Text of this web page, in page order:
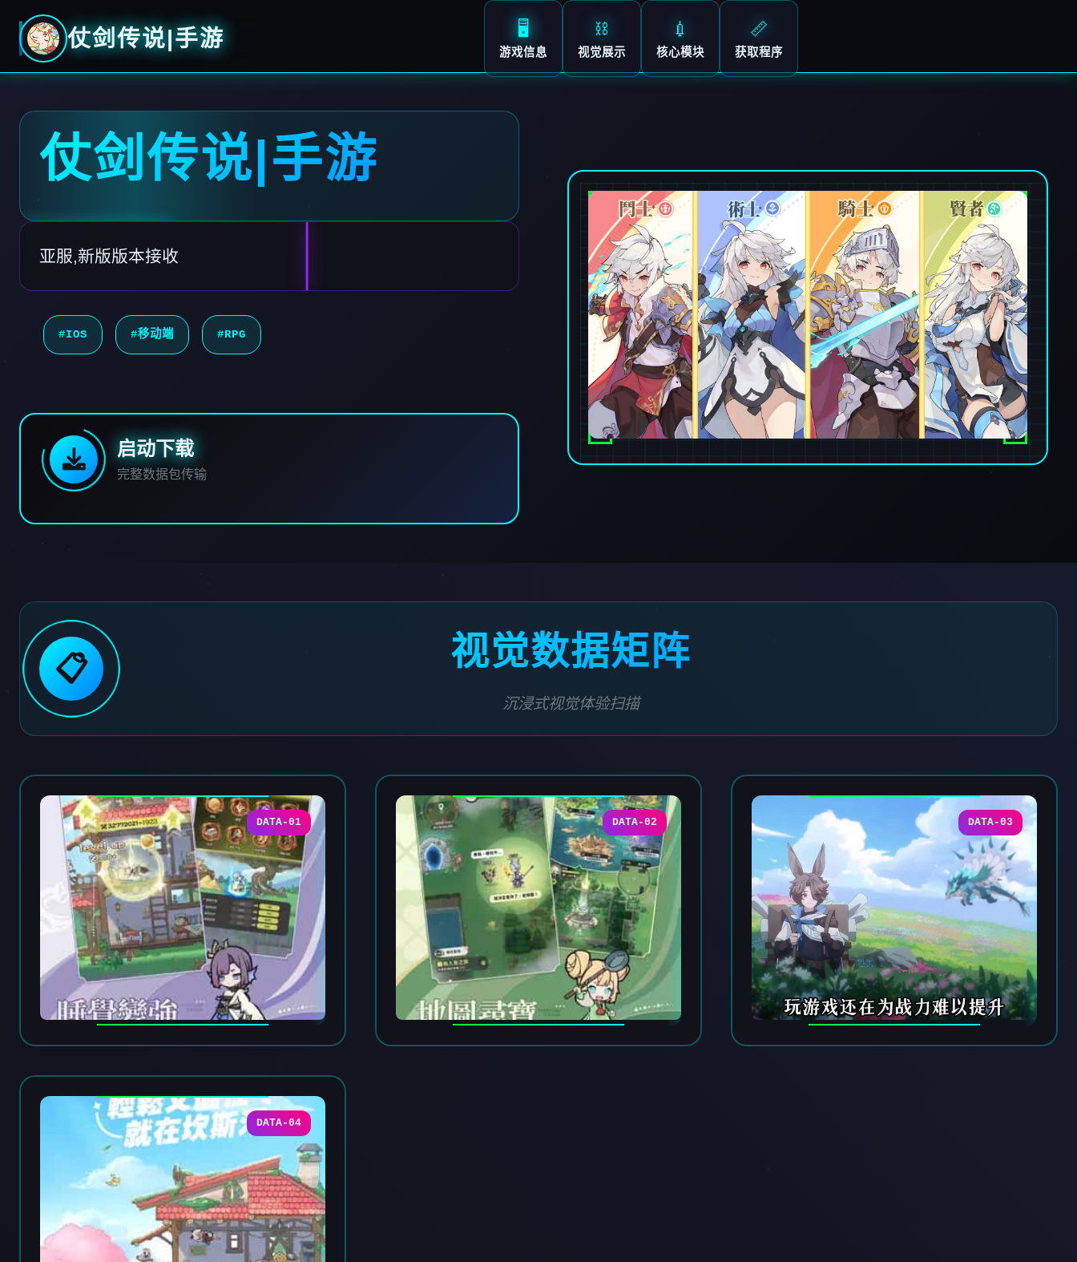
仗剑传说|手游 🖥️
游戏信息
⛓️
视觉展示
💉
核心模块
📏
获取程序
仗剑传说|手游
亚服,新版版本接收
#IOS #移动端 #RPG
启动下载
完整数据包传输
📋 视觉数据矩阵
沉浸式视觉体验扫描
DATA-01 DATA-02 DATA-03
DATA-04